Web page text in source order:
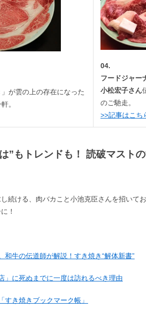
」が雲の上の存在になった
。
04.
フードジャー
小松宏子さん
のご馳走。
>>記事はこち
”もトレンドも！ 読破マスト
続ける、肉バカこと小池克臣さんを招いて
！
和牛の伝道師が解説！すき焼き“解体新書”
」に死ぬまでに一度は訪れるべき理由
き焼きブックマーク帳」